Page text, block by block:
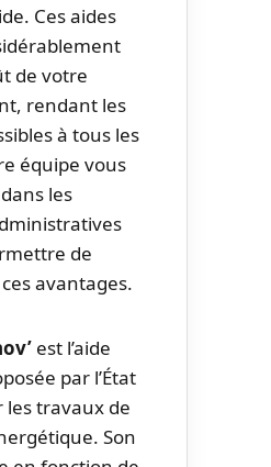
Ces aides
de votre
rendant les
à tous les
équipe vous
les
de
avantages.
est l’aide
par l’État
travaux de
Son